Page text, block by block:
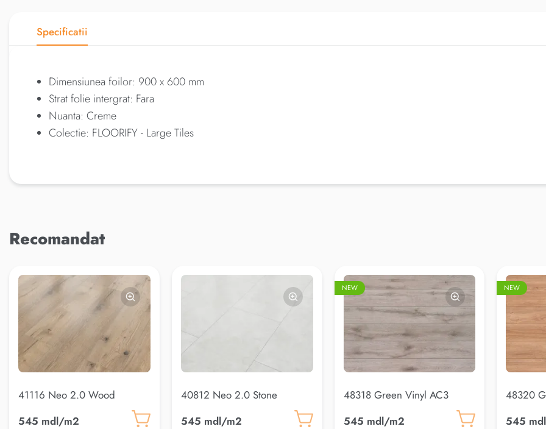
Specificatii
Dimensiunea foilor: 900 x 600 mm
Strat folie intergrat: Fara
Nuanta: Creme
Colectie: FLOORIFY - Large Tiles
Recomandat
41116 Neo 2.0 Wood
545 mdl/m2
40812 Neo 2.0 Stone
545 mdl/m2
NEW
48318 Green Vinyl AC3
545 mdl/m2
NEW
48320
545